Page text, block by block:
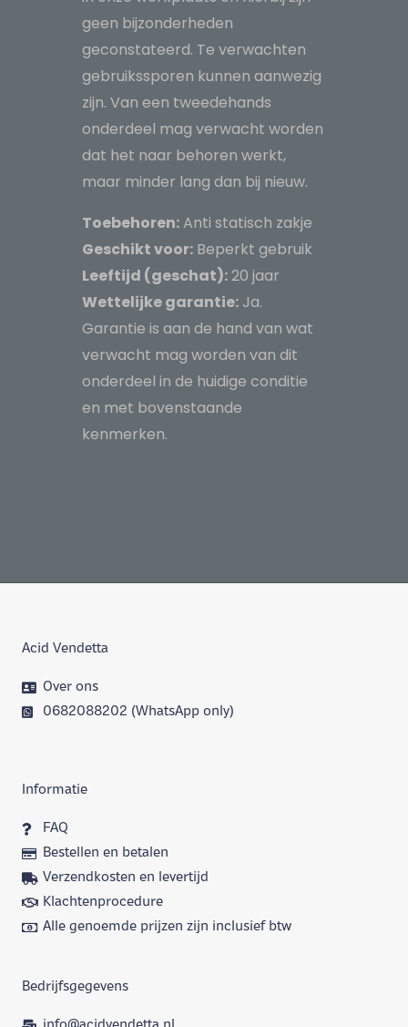
geen bijzonderheden
geconstateerd. Te verwachten
gebruikssporen kunnen aanwezig
zijn. Van een tweedehands
onderdeel mag verwacht worden
dat het naar behoren werkt,
maar minder lang dan bij nieuw.
Toebehoren:Anti statisch zakje
Geschikt voor: Beperkt gebruik
Leeftijd (geschat):20 jaar
Wettelijke garantie: Ja.
Garantie is aan de hand van wat
verwacht mag worden van dit
onderdeel in de huidige conditie
en met bovenstaande
kenmerken.
Acid Vendetta
Over ons
0682088202 (WhatsApp only)
Informatie
FAQ
Bestellen en betalen
Verzendkosten en levertijd
Klachtenprocedure
Alle genoemde prijzen zijn inclusief btw
Bedrijfsgegevens